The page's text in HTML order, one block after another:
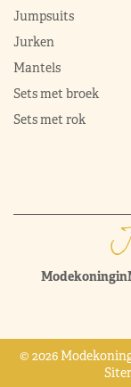
Jumpsuits
Jurken
Mantels
Sets met broek
Sets met rok
© 2026